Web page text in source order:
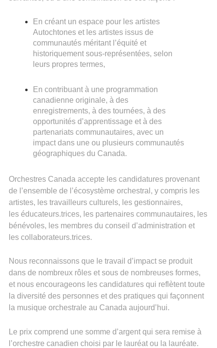
En créant un espace pour les artistes
Autochtones et les artistes issus de
communautés méritant l’équité et
historiquement sous-représentées, selon
leurs propres termes,
En contribuant à une programmation
canadienne originale, à des
enregistrements, à des tournées, à des
opportunités d’apprentissage et à des
partenariats communautaires, avec un
impact dans une ou plusieurs communautés
géographiques du Canada.
Orchestres Canada accepte les candidatures provenant
de l’ensemble de l’écosystème orchestral, y compris les
artistes, les travailleurs culturels, les gestionnaires,
les éducateurs.trices, les partenaires communautaires, les
bénévoles, les membres du conseil d’administration et
les collaborateurs.trices.
Nous reconnaissons que le travail d’impact se produit
dans de nombreux rôles et sous de nombreuses formes,
et nous encourageons les candidatures qui reflètent toute
la diversité des personnes et des pratiques qui façonnent
la musique orchestrale au Canada aujourd’hui.
Le prix comprend une somme d’argent qui sera remise à
l’orchestre canadien choisi par le lauréat ou la lauréate.